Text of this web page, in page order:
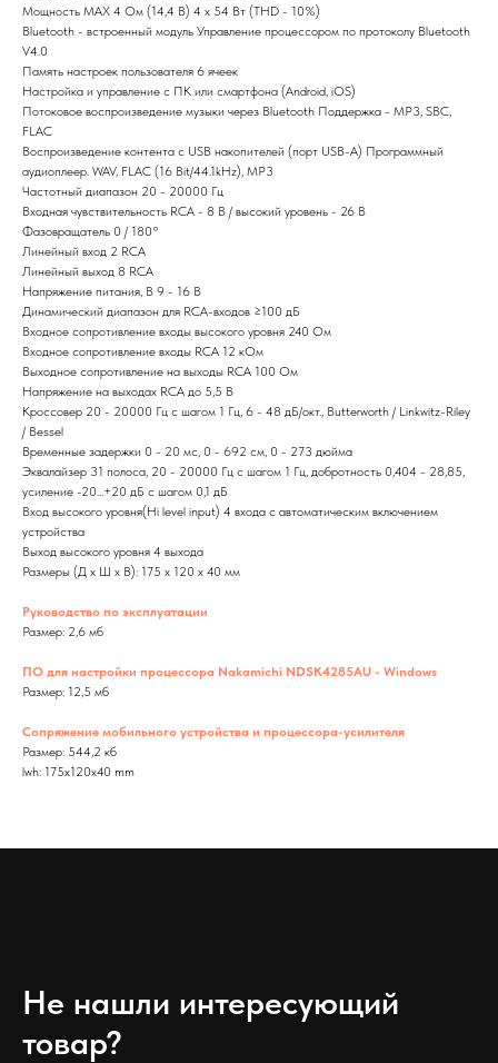
Мощность MAX 4 Ом (14,4 В) 4 x 54 Вт (THD - 10%)
Bluetooth - встроенный модуль Управление процессором по протоколу Bluetooth
V4.0
Память настроек пользователя 6 ячеек
Настройка и управление с ПК или смартфона (Android, iOS)
Потоковое воспроизведение музыки через Bluetooth Поддержка - MP3, SBC,
FLAC
Воспроизведение контента c USB накопителей (порт USB-A) Программный
аудиоплеер. WAV, FLAC (16 Bit/44.1kHz), MP3
Частотный диапазон 20 - 20000 Гц
Входная чувствительность RCA - 8 В / высокий уровень - 26 В
Фазовращатель 0 / 180°
Линейный вход 2 RCA
Линейный выход 8 RCA
Напряжение питания, В 9 - 16 В
Динамический диапазон для RCA-входов ≥100 дБ
Входное сопротивление входы высокого уровня 240 Ом
Входное сопротивление входы RCA 12 кОм
Выходное сопротивление на выходы RCA 100 Ом
Напряжение на выходах RCA до 5,5 В
Кроссовер 20 - 20000 Гц с шагом 1 Гц, 6 - 48 дБ/окт., Butterworth / Linkwitz-Riley
/ Bessel
Временные задержки 0 - 20 мс, 0 - 692 см, 0 - 273 дюйма
Эквалайзер 31 полоса, 20 - 20000 Гц с шагом 1 Гц, добротность 0,404 - 28,85,
усиление -20...+20 дБ с шагом 0,1 дБ
Вход высокого уровня(Hi level input) 4 входа с автоматическим включением
устройства
Выход высокого уровня 4 выхода
Размеры (Д х Ш х В): 175 х 120 х 40 мм
Руководство по эксплуатации
Размер: 2,6 мб
ПО для настройки процессора Nakamichi NDSK4285AU - Windows
Размер: 12,5 мб
Сопряжение мобильного устройства и процессора-усилителя
Размер: 544,2 кб
lwh: 175x120x40 mm
Не нашли интересующий
товар?